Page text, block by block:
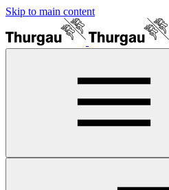
Skip to main content